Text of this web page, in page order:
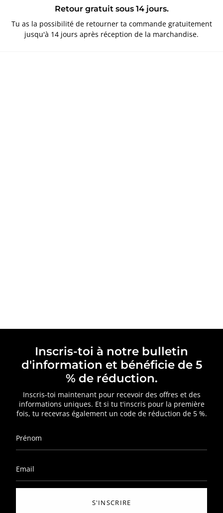
Retour gratuit sous 14 jours.
Tu as la possibilité de retourner ta commande gratuitement
jusqu'à 14 jours après réception de la marchandise.
Inscris-toi à notre bulletin
d'information et bénéficie de 5
% de réduction.
Inscris-toi maintenant pour recevoir des offres et des
informations uniques. Et si tu t'inscris pour la première
fois, tu recevras également un code de réduction de 5 %.
S'INSCRIRE